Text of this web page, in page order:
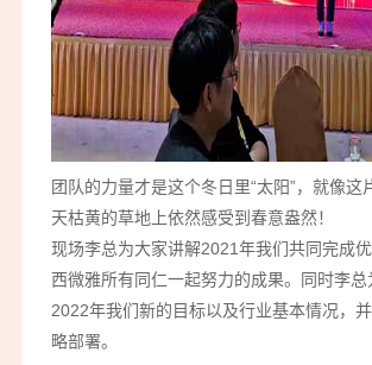
团队的力量才是这个冬日里“太阳”，就像这
天枯黄的草地上依然感受到春意盎然！
现场李总为大家讲解2021年我们共同完成
西微雅所有同仁一起努力的成果。同时李总
2022年我们新的目标以及行业基本情况，
略部署。